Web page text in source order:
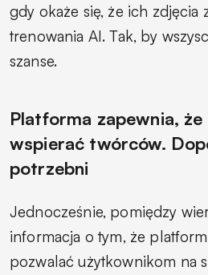
gdy okaże się, że ich zdjęcia
trenowania AI. Tak, by
szanse.
Platforma zapewnia,
wspierać twórców.
potrzebni
Jednocześnie, pomiędzy
informacja o tym, że
pozwalać użytkownikom na